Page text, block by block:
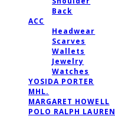
Back
ACC
Headwear
Scarves
Wallets
Jewelry
Watches
YOSIDA PORTER
MHL.
MARGARET HOWELL
POLO RALPH LAUREN